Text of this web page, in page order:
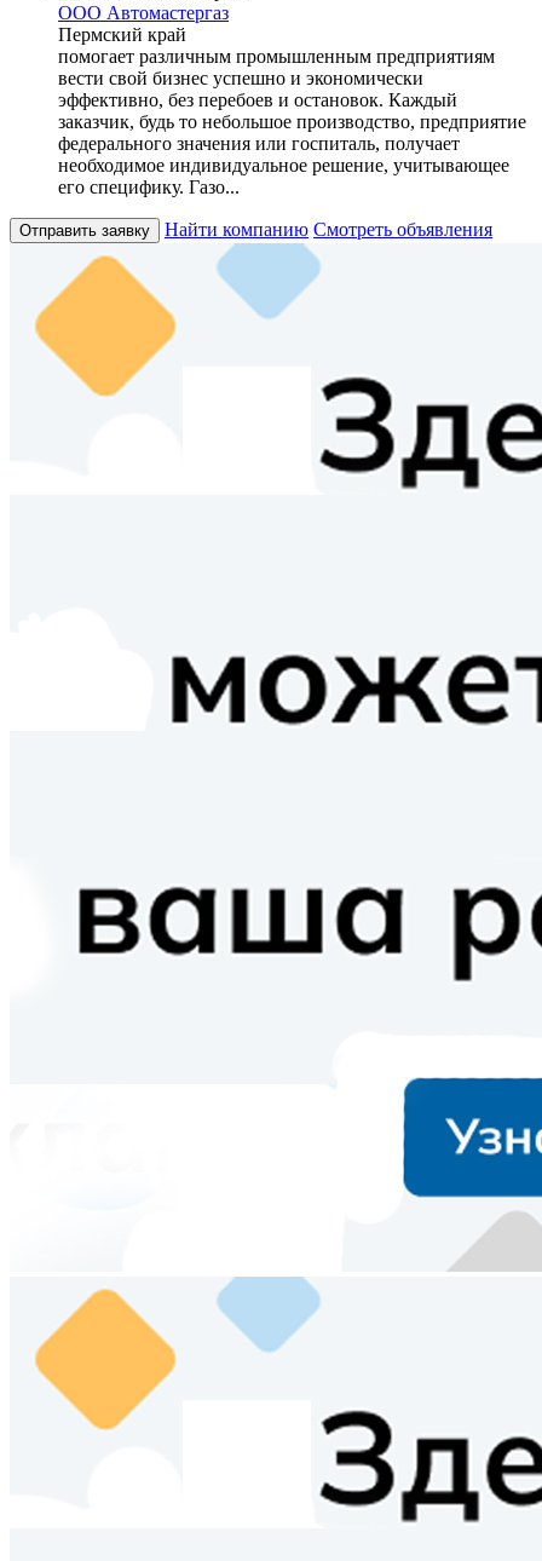
ООО Автомастергаз
Пермский край
помогает различным промышленным предприятиям
вести свой бизнес успешно и экономически
эффективно, без перебоев и остановок. Каждый
заказчик, будь то небольшое производство, предприятие
федерального значения или госпиталь, получает
необходимое индивидуальное решение, учитывающее
его специфику. Газо...
Отправить заявку Найти компанию Смотреть объявления